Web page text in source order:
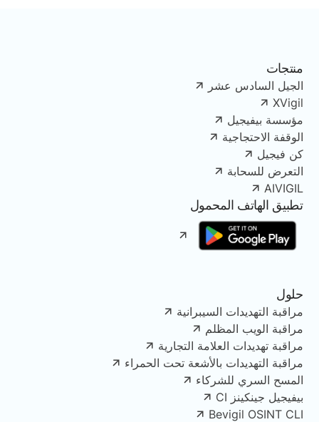
منتجات
الجيل السادس عشر
XVigil
مؤسسة بيفيجيل
الوقفة الاحتجاجية
كن فيجيل
التعرض للسحابة
AIVIGIL
تطبيق الهاتف المحمول
حلول
مراقبة التهديدات السيبرانية
مراقبة الويب المظلم
مراقبة تهديدات العلامة التجارية
مراقبة التهديدات بالأشعة تحت الحمراء
المسح السري للشركاء
بيفيجيل جينكينز CI
Bevigil OSINT CLI